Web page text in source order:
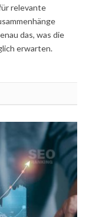
relevante
das, was die
erwarten.